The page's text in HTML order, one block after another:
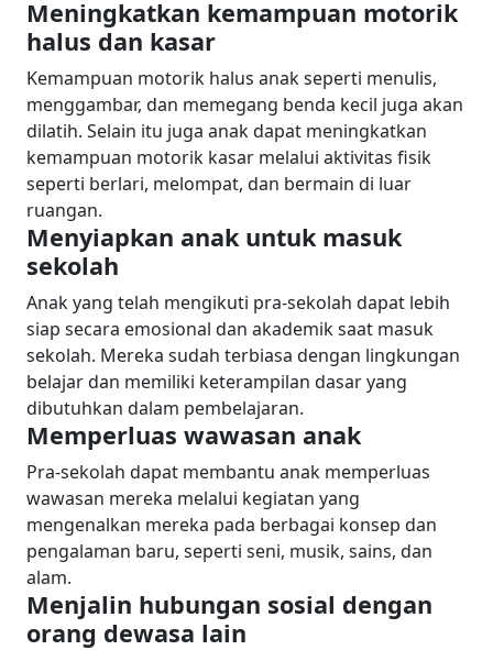
Meningkatkan kemampuan motorik
halus dan kasar
Kemampuan motorik halus anak seperti menulis,
menggambar, dan memegang benda kecil juga akan
dilatih. Selain itu juga anak dapat meningkatkan
kemampuan motorik kasar melalui aktivitas fisik
seperti berlari, melompat, dan bermain di luar
ruangan.
Menyiapkan anak untuk masuk
sekolah
Anak yang telah mengikuti pra-sekolah dapat lebih
siap secara emosional dan akademik saat masuk
sekolah. Mereka sudah terbiasa dengan lingkungan
belajar dan memiliki keterampilan dasar yang
dibutuhkan dalam pembelajaran.
Memperluas wawasan anak
Pra-sekolah dapat membantu anak memperluas
wawasan mereka melalui kegiatan yang
mengenalkan mereka pada berbagai konsep dan
pengalaman baru, seperti seni, musik, sains, dan
alam.
Menjalin hubungan sosial dengan
orang dewasa lain